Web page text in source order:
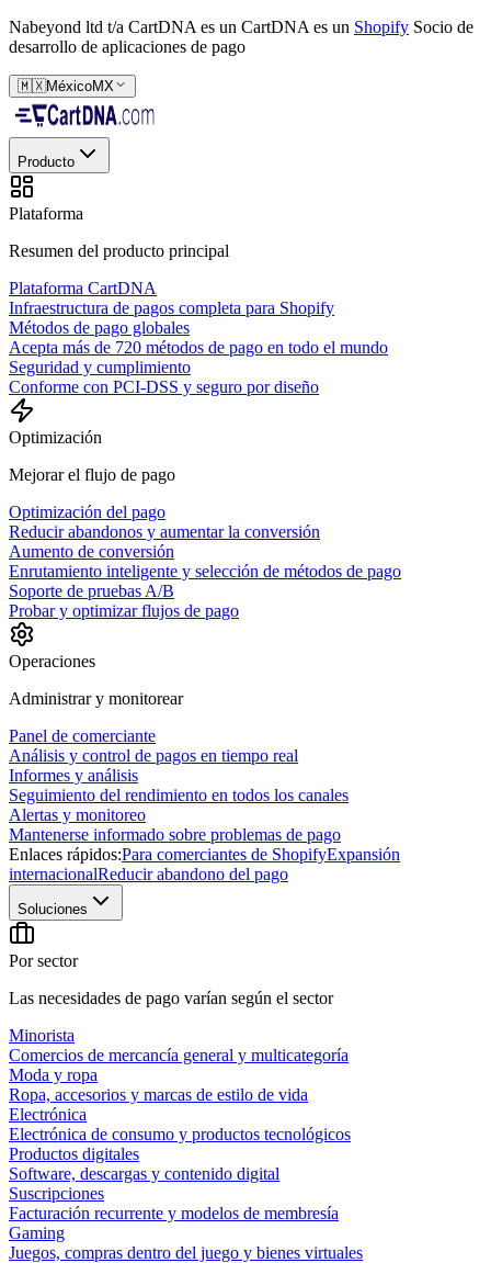
Nabeyond ltd t/a CartDNA es un CartDNA es un Shopify Socio de
desarrollo de aplicaciones de pago
🇲🇽MéxicoMX
Producto
Plataforma
Resumen del producto principal
Plataforma CartDNA
Infraestructura de pagos completa para Shopify
Métodos de pago globales
Acepta más de 720 métodos de pago en todo el mundo
Seguridad y cumplimiento
Conforme con PCI-DSS y seguro por diseño
Optimización
Mejorar el flujo de pago
Optimización del pago
Reducir abandonos y aumentar la conversión
Aumento de conversión
Enrutamiento inteligente y selección de métodos de pago
Soporte de pruebas A/B
Probar y optimizar flujos de pago
Operaciones
Administrar y monitorear
Panel de comerciante
Análisis y control de pagos en tiempo real
Informes y análisis
Seguimiento del rendimiento en todos los canales
Alertas y monitoreo
Mantenerse informado sobre problemas de pago
Enlaces rápidos:Para comerciantes de ShopifyExpansión
internacionalReducir abandono del pago
Soluciones
Por sector
Las necesidades de pago varían según el sector
Minorista
Comercios de mercancía general y multicategoría
Moda y ropa
Ropa, accesorios y marcas de estilo de vida
Electrónica
Electrónica de consumo y productos tecnológicos
Productos digitales
Software, descargas y contenido digital
Suscripciones
Facturación recurrente y modelos de membresía
Gaming
Juegos, compras dentro del juego y bienes virtuales